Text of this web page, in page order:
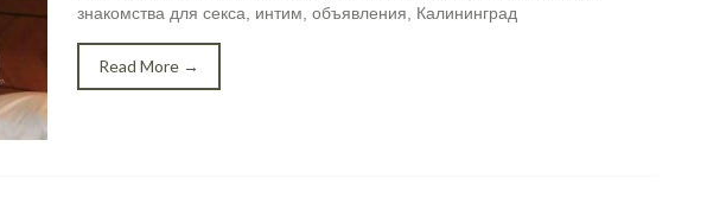
знакомства для секса, интим, объявления, Калининград
Read More →